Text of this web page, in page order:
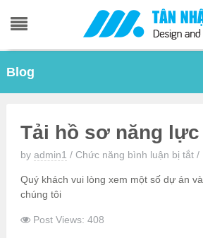
Blog
Tải hồ sơ năng lực
by admin1 / Chức năng bình luận bị tắtở
hồ
/
Quý khách vui lòng xem một số dự án
chúng tôi
Post Views: 408